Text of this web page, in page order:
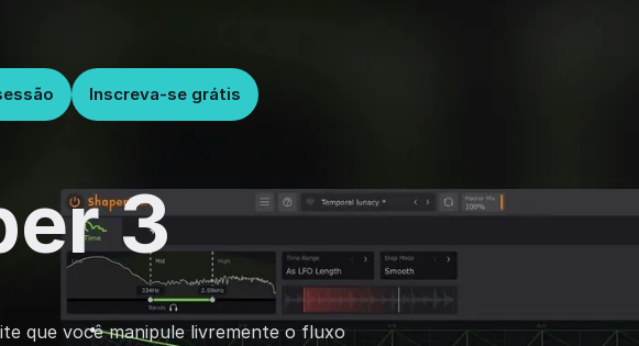
Inscreva-se grátis
3
que você manipule livremente o fluxo